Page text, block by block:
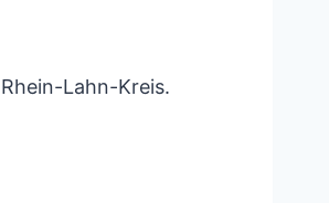
Lahn-Kreis.